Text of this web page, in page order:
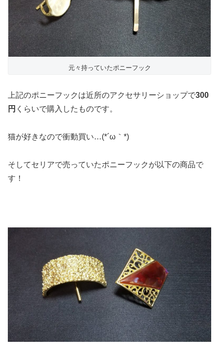
元々持っていたポニーフック
上記のポニーフックは近所のアクセサリーショップで300
円 くらいで購入したものです。
猫が好きなので衝動買い…(*´ω｀*)
そしてセリアで売っていたポニーフックが以下の商品で
す！